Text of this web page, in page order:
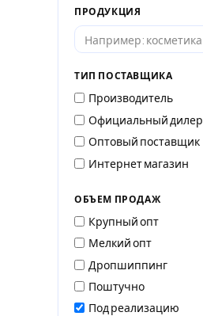
ПРОДУКЦИЯ
ТИП ПОСТАВЩИКА
Производитель
Официальный дилер
Оптовый поставщик
Интернет магазин
ОБЪЕМ ПРОДАЖ
Крупный опт
Мелкий опт
Дропшиппинг
Поштучно
Под реализацию